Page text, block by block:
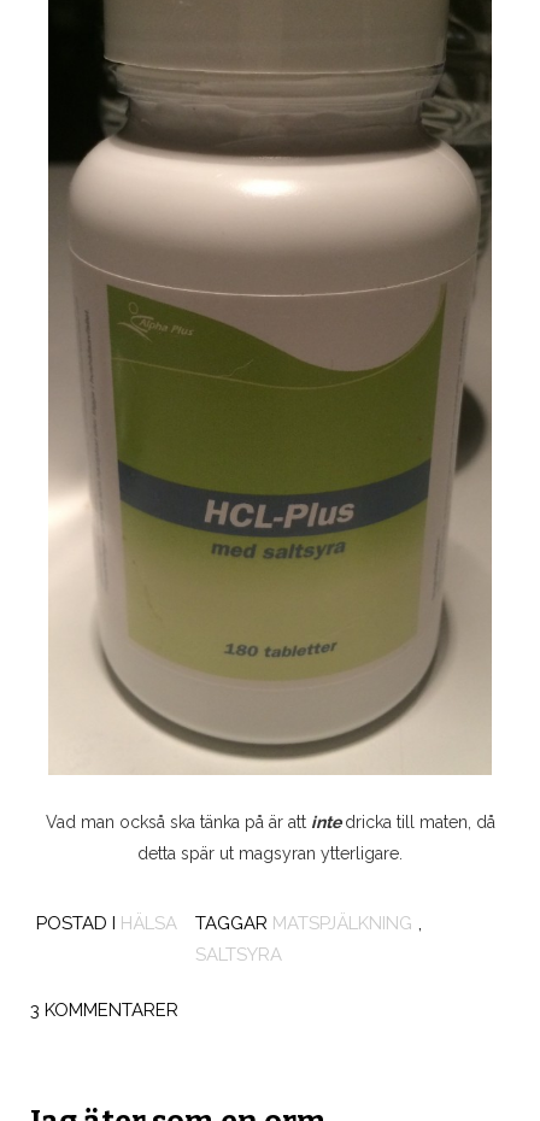
Vad man också ska tänka på är att intedricka till maten, då
detta spär ut magsyran ytterligare.
POSTAD I HÄLSA TAGGAR MATSPJÄLKNING ,
SALTSYRA
3 KOMMENTARER